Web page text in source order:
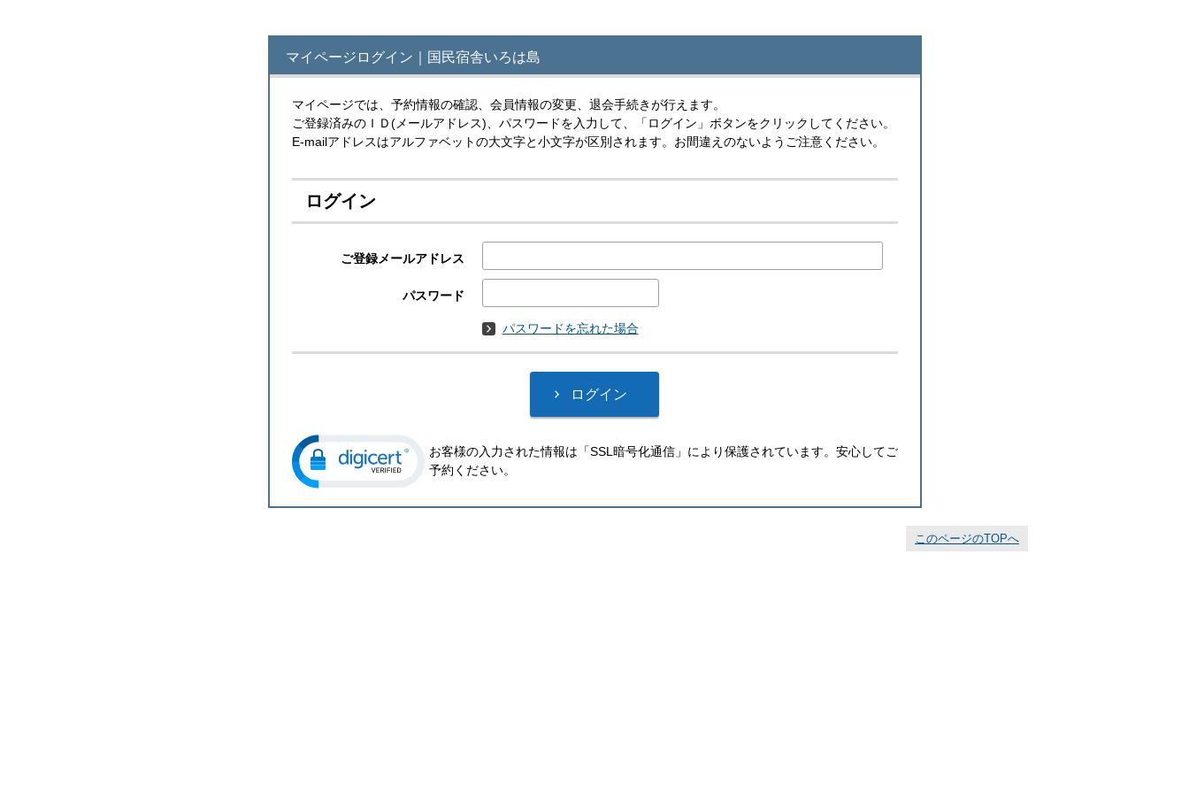
マイページログイン｜国民宿舎いろは島
マイページでは、予約情報の確認、会員情報の変更、退会手続きが行えます。
ご登録済みのＩＤ(メールアドレス)、パスワードを入力して、「ログイン」ボタンをクリックしてください。
E-mailアドレスはアルファベットの大文字と小文字が区別されます。お間違えのないようご注意ください。
ログイン
ご登録メールアドレス
パスワード
パスワードを忘れた場合
お客様の入力された情報は「SSL暗号化通信」により保護されています。安心してご
予約ください。
このページのTOPへ